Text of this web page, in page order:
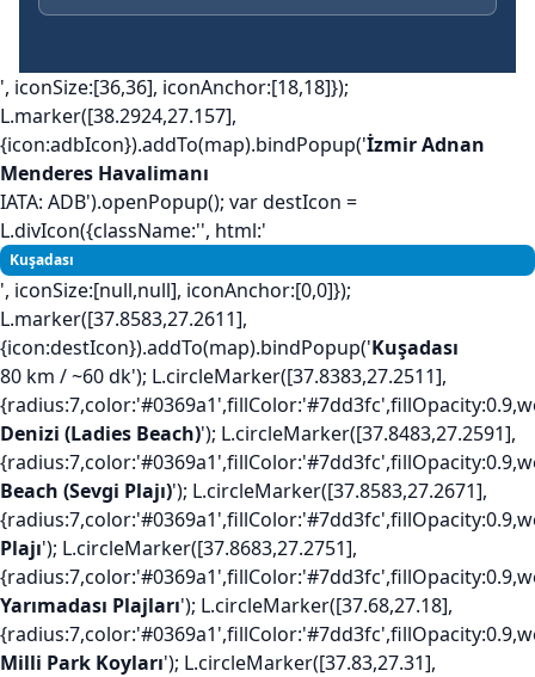
', iconSize:[36,36], iconAnchor:[18,18]});
L.marker([38.2924,27.157],
{icon:adbIcon}).addTo(map).bindPopup('İzmir Adnan
Menderes Havalimanı
IATA: ADB').openPopup(); var destIcon =
L.divIcon({className:'', html:'
Kuşadası
', iconSize:[null,null], iconAnchor:[0,0]});
L.marker([37.8583,27.2611],
{icon:destIcon}).addTo(map).bindPopup('Kuşadası
80 km / ~60 dk'); L.circleMarker([37.8383,27.2511],
Denizi (Ladies Beach)'); L.circleMarker([37.8483,27.2591],
Beach (Sevgi Plajı)'); L.circleMarker([37.8583,27.2671],
Plajı'); L.circleMarker([37.8683,27.2751],
Yarımadası Plajları'); L.circleMarker([37.68,27.18],
Milli Park Koyları'); L.circleMarker([37.83,27.31],